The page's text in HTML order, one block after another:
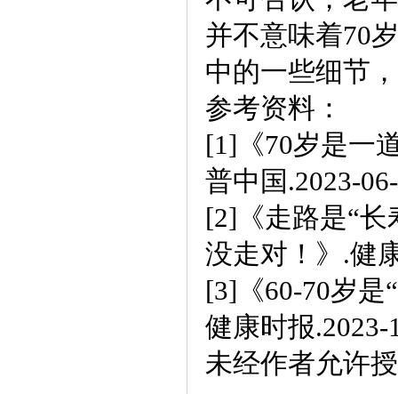
并不意味着70
中的一些细节
参考资料：
[1]《70岁是一
普中国.2023-
[2]《走路是“
没走对！》.健
[3]《60-70岁是
健康时报.2023-
未经作者允许